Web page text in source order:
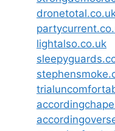
lightalso.co.uk